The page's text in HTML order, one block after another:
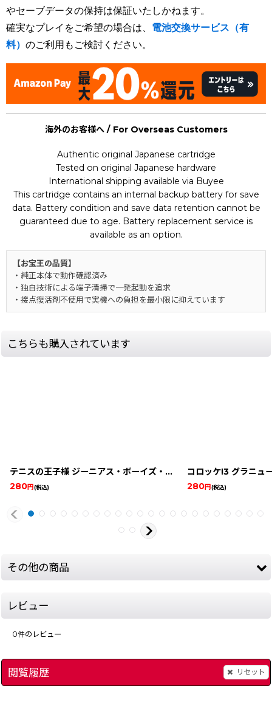
やセーブデータの保持は保証いたしかねます。
確実なプレイをご希望の場合は、 電池交換サービス（有
料） のご利用もご検討ください。
海外のお客様へ / For Overseas Customers
Authentic original Japanese cartridge
Tested on original Japanese hardware
International shipping available via Buyee
This cartridge contains an internal backup battery for save
data. Battery condition and save data retention cannot be
guaranteed due to age. Battery replacement service is
available as an option.
【お宝王の品質】
・純正本体で動作確認済み
・独自技術による端子清掃で一発起動を追求
・接点復活剤不使用で実機への負担を最小限に抑えています
こちらも購入されています
テニスの王子様 ジーニアス・ボーイズ・アカデミー [9249-
280円(税込)
コロッケ!3 グラニュ
280円(税込)
その他の商品
レビュー
0件のレビュー
閲覧履歴 リセット